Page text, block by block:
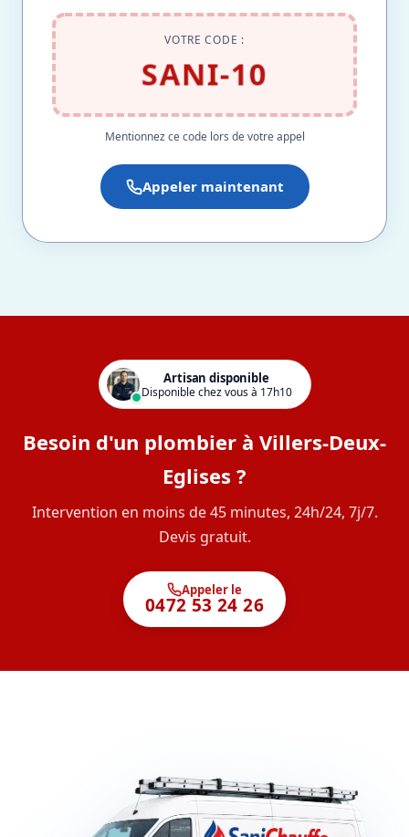
VOTRE CODE :
SANI-10
Mentionnez ce code lors de votre appel
Appeler maintenant
Artisan disponible
Disponible chez vous à 17h10
Besoin d'un plombier à Villers-Deux-
Eglises ?
Intervention en moins de 45 minutes, 24h/24, 7j/7.
Devis gratuit.
Appeler le
0472 53 24 26